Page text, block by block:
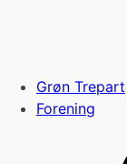
Grøn Trepart
Forening